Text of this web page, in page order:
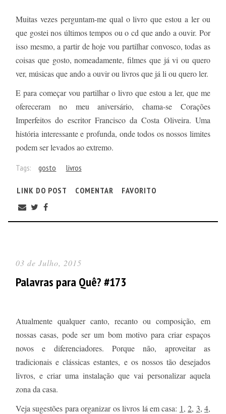
Muitas vezes perguntam-me qual o livro que estou a ler ou
que gostei nos últimos tempos ou o cd que ando a ouvir. Por
isso mesmo, a partir de hoje vou partilhar convosco, todas as
coisas que gosto, nomeadamente, filmes que já vi ou quero
ver, músicas que ando a ouvir ou livros que já li ou quero ler.
E para começar vou partilhar o livro que estou a ler, que me
ofereceram no meu aniversário, chama-se Corações
Imperfeitos do escritor Francisco da Costa Oliveira. Uma
história interessante e profunda, onde todos os nossos limites
podem ser levados ao extremo.
Tags: gosto livros
LINK DO POST COMENTAR FAVORITO
03 de Julho, 2015
Palavras para Quê? #173
Atualmente qualquer canto, recanto ou composição, em
nossas casas, pode ser um bom motivo para criar espaços
novos e diferenciadores. Porque não, aproveitar as
tradicionais e clássicas estantes, e os nossos tão desejados
livros, e criar uma instalação que vai personalizar aquela
zona da casa.
Veja sugestões para organizar os livros lá em casa: 1,2, 3,4,